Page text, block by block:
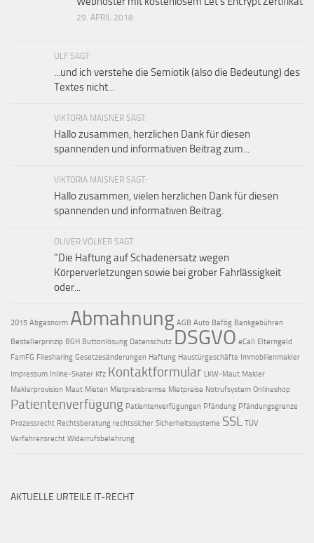
29. APRIL 2018
ULF SAGT:
...und ich verstehe die Semiotik (also die Bedeutung) des
Textes nicht...
VIKTORIA MAISNER SAGT:
Hallo zusammen, herzlichen Dank für diesen
spannenden und informativen Beitrag zum...
VIKTORIA MAISNER SAGT:
Hallo zusammen, vielen herzlichen Dank für diesen
spannenden und informativen Beitrag.
OLIVER VÖLKER SAGT:
"Die Haftung auf Schaden­ersatz wegen
Körperverletzungen sowie bei grober Fahr­lässig­keit
oder...
2015 Abgasnorm Abmahnung AGB Auto Bafög Bankgebühren
Bestellerprinzip BGH Buttonlösung Datenschutz DSGVO eCall
Elterngeld
FamFG Filesharing Gesetzesänderungen Haftung Haustürgeschäfte Immobilienmakler
Impressum Inline-Skater Kfz Kontaktformular LKW-Maut Makler
Maklerprovision Maut Mieten Mietpreisbremse Mietpreise Notrufsystem Onlineshop
Patientenverfügung Patientenverfügungen Pfändung Pfändungsgrenze
Prozessrecht Rechtsberatung rechtssicher Sicherheitssysteme SSL TÜV
Verfahrensrecht Widerrufsbelehrung
AKTUELLE URTEILE IT-RECHT